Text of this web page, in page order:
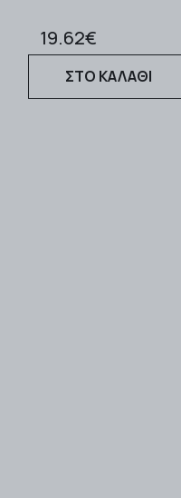
19.62€
ΣΤΟ ΚΑΛΑΘΙ